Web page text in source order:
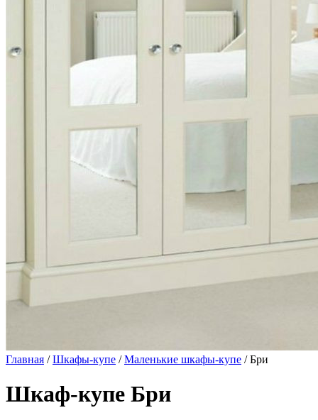
Главная /Шкафы-купе /Маленькие шкафы-купе / Бри
Шкаф-купе Бри